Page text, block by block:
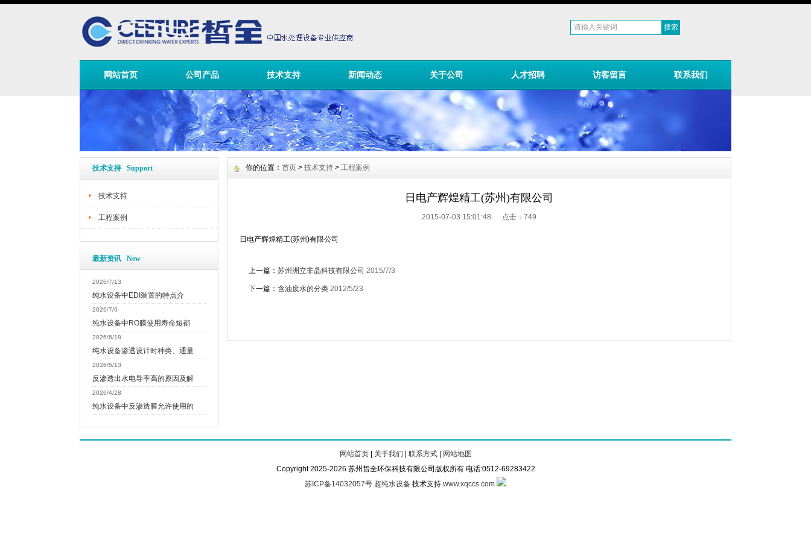
网站首页 公司产品 技术支持 新闻动态 关于公司 人才招聘 访客留言 联系我们
技术支持 Support
技术支持
工程案例
最新资讯 New
2026/7/13
纯水设备中EDI装置的特点介
2026/7/6
纯水设备中RO膜使用寿命短都
2026/6/18
纯水设备渗透设计时种类、通量
2026/5/13
反渗透出水电导率高的原因及解
2026/4/28
纯水设备中反渗透膜允许使用的
你的位置： 首页 > 技术支持 > 工程案例
日电产辉煌精工(苏州)有限公司
2015-07-03 15:01:48 点击： 749
日电产辉煌精工(苏州)有限公司
上一篇： 苏州洲立非晶科技有限公司 2015/7/3
下一篇： 含油废水的分类 2012/5/23
网站首页| 关于我们 联系方式|
网站地图
Copyright 2025-2026 苏州皙全环保科技有限公司版权所有 电话:0512-69283422
苏ICP备14032057号 超纯水设备 技术支持 www.xqccs.com